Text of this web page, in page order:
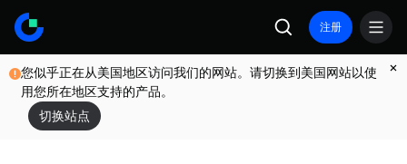
注册
您似乎正在从美国地区访问我们的网站。请切换到美国网站以使
用您所在地区支持的产品。
切换站点